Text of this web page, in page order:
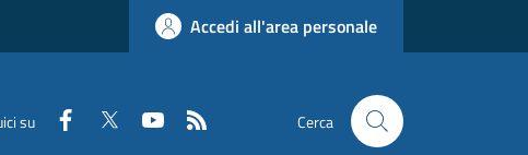
Accedi all'area personale
su Faceboook
Twitter Youtube Cerca